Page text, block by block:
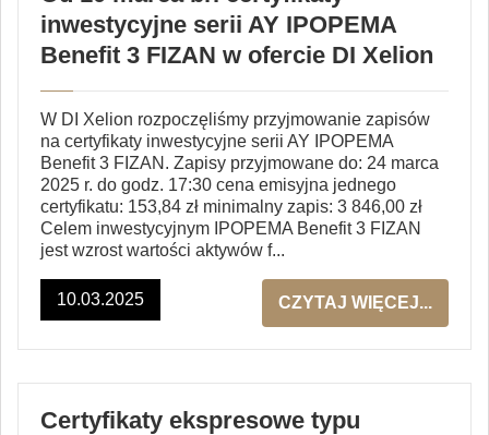
inwestycyjne serii AY IPOPEMA
Benefit 3 FIZAN w ofercie DI Xelion
W DI Xelion rozpoczęliśmy przyjmowanie zapisów
na certyfikaty inwestycyjne serii AY IPOPEMA
Benefit 3 FIZAN. Zapisy przyjmowane do: 24 marca
2025 r. do godz. 17:30 cena emisyjna jednego
certyfikatu: 153,84 zł minimalny zapis: 3 846,00 zł
Celem inwestycyjnym IPOPEMA Benefit 3 FIZAN
jest wzrost wartości aktywów f...
10.03.2025 CZYTAJ WIĘCEJ...
Certyfikaty ekspresowe typu